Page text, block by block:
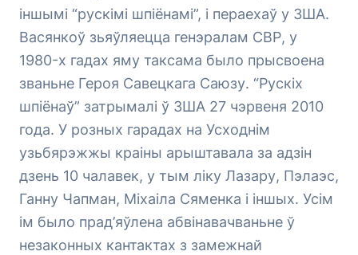
іншымі “рускімі шпіёнамі”, і пераехаў у ЗША.
Васянкоў зьяўляецца генэралам СВР, у
1980-х гадах яму таксама было прысвоена
званьне Героя Савецкага Саюзу. “Рускіх
шпіёнаў” затрымалі ў ЗША 27 чэрвеня 2010
года. У розных гарадах на Усходнім
узьбярэжжы краіны арыштавала за адзін
дзень 10 чалавек, у тым ліку Лазару, Пэлаэс,
Ганну Чапман, Міхаіла Сяменка і іншых. Усім
ім было прад’яўлена абвінавачваньне ў
незаконных кантактах з замежнай